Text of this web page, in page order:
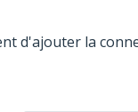
d'ajouter la